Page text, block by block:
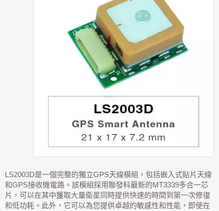
LS2003D是一個完整的獨立GPS天線模組，包括嵌入式貼片天線
和GPS接收機電路。該模組採用聯發科最新的MT3339多合一芯
片，可以在其中獲取大量衛星同時提供快速的時間到第一次修復
和低功耗。此外，它可以為您提供卓越的敏感性和性能，即使在